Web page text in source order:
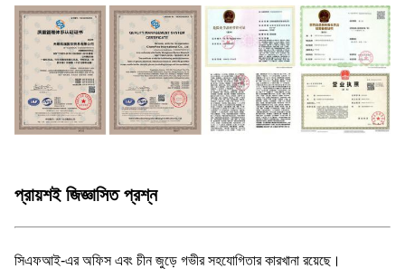
প্রায়শই জিজ্ঞাসিত প্রশ্ন
সিএফআই-এর অফিস এবং চীন জুড়ে গভীর সহযোগিতার কারখানা রয়েছে।